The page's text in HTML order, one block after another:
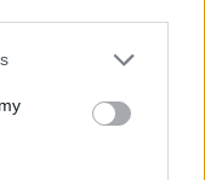
or more Google
You may click to
party tags to
in below Google
MÉG EGY SOR
EZEN A HÉTVÉGÉN